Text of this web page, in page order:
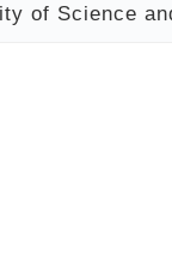
of Science